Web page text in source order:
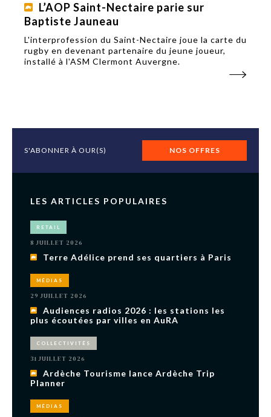
L’AOP Saint-Nectaire parie sur
Baptiste Jauneau
L'interprofession du Saint-Nectaire joue la carte du
rugby en devenant partenaire du jeune joueur,
installé à l'ASM Clermont Auvergne.
S'ABONNER À OUR(S) NOS OFFRES
LES ARTICLES POPULAIRES
RETAIL
8 JUILLET 2026
Terre Adélice prend ses quartiers à Paris
MÉDIAS
29 JUILLET 2026
Audiences radios 2026 : les stations les
plus écoutées par villes en AuRA
COLLECTIVITÉS
31 JUILLET 2026
Ardèche Tourisme lance Ardèche Trip
Planner
MÉDIAS